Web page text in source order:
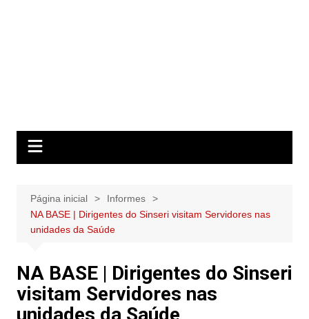
Página inicial
Informes
NA BASE | Dirigentes do Sinseri visitam Servidores nas
unidades da Saúde
NA BASE | Dirigentes do Sinseri
visitam Servidores nas